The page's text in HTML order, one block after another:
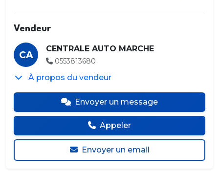
Vendeur
CA
CENTRALE AUTO MARCHE
0553813680
À propos du vendeur
Envoyer un message
Appeler
Envoyer un email